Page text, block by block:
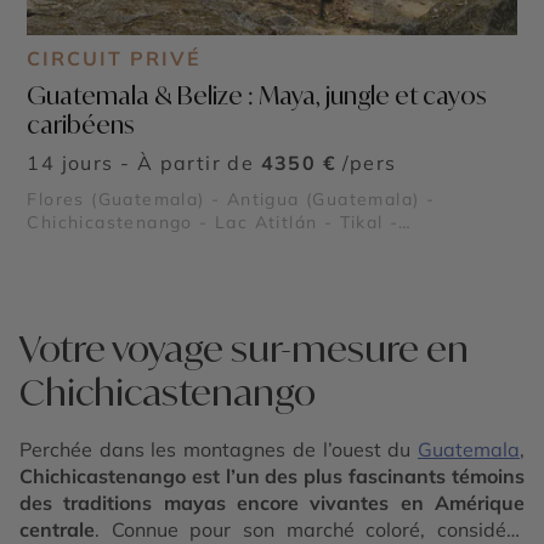
CIRCUIT PRIVÉ
Guatemala & Belize : Maya, jungle et cayos
caribéens
14 jours - À partir de 4350 € /pers
Flores (Guatemala) - Antigua (Guatemala) -
Chichicastenango - Lac Atitlán - Tikal -
Votre voyage sur-mesure en
Chichicastenango
Perchée dans les montagnes de l’ouest du Guatemala,
Chichicastenango est l’un des plus fascinants témoins
des traditions mayas encore vivantes en Amérique
centrale. Connue pour son marché coloré, considéré